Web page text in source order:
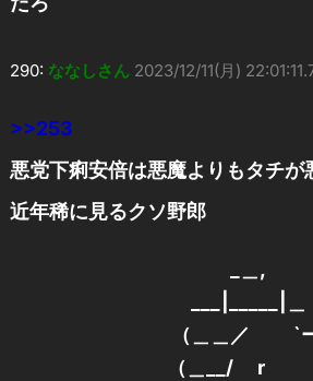
290: ななしさん 2023/12/11(月)
>>253
悪党下痢安倍は悪魔よりもタチが
近年稀に見るクソ野郎
_＿,
（＿＿／ `ー
（＿__/ r